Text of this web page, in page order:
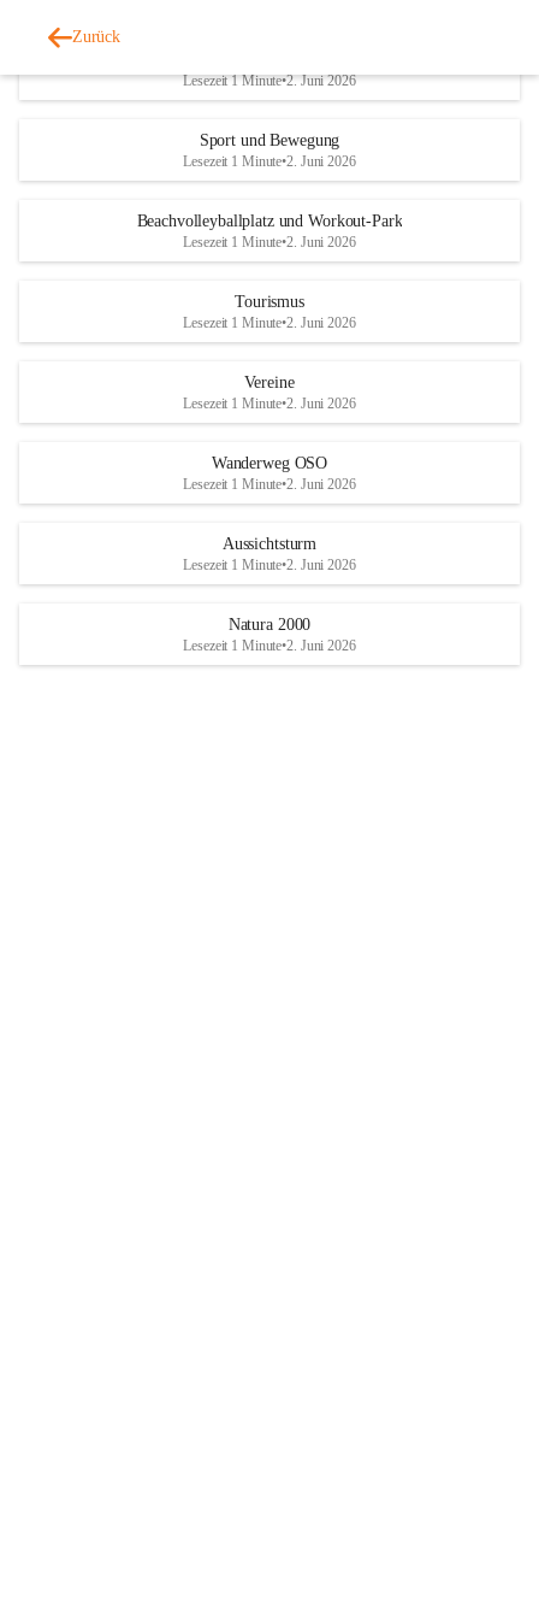
Zurück
Lesezeit 1 Minute•2. Juni 2026
Sport und Bewegung
Lesezeit 1 Minute•2. Juni 2026
Beachvolleyballplatz und Workout-Park
Lesezeit 1 Minute•2. Juni 2026
Tourismus
Lesezeit 1 Minute•2. Juni 2026
Vereine
Lesezeit 1 Minute•2. Juni 2026
Wanderweg OSO
Lesezeit 1 Minute•2. Juni 2026
Aussichtsturm
Lesezeit 1 Minute•2. Juni 2026
Natura 2000
Lesezeit 1 Minute•2. Juni 2026